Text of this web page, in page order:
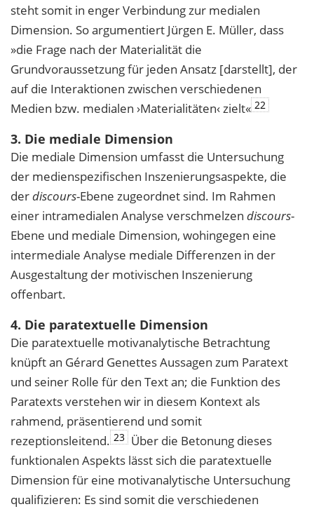
steht somit in enger Verbindung zur medialen
Dimension. So argumentiert Jürgen E. Müller, dass
»die Frage nach der Materialität die
Grundvoraussetzung für jeden Ansatz [darstellt], der
auf die Interaktionen zwischen verschiedenen
Medien bzw. medialen ›Materialitäten‹ zielt« 22
3. Die mediale Dimension
Die mediale Dimension umfasst die Untersuchung
der medienspezifischen Inszenierungsaspekte, die
derdiscours-Ebene zugeordnet sind. Im Rahmen
einer intramedialen Analyse verschmelzen discours-
Ebene und mediale Dimension, wohingegen eine
intermediale Analyse mediale Differenzen in der
Ausgestaltung der motivischen Inszenierung
offenbart.
4. Die paratextuelle Dimension
Die paratextuelle motivanalytische Betrachtung
knüpft an Gérard Genettes Aussagen zum Paratext
und seiner Rolle für den Text an; die Funktion des
Paratexts verstehen wir in diesem Kontext als
rahmend, präsentierend und somit
rezeptionsleitend. 23 Über die Betonung dieses
funktionalen Aspekts lässt sich die paratextuelle
Dimension für eine motivanalytische Untersuchung
qualifizieren: Es sind somit die verschiedenen